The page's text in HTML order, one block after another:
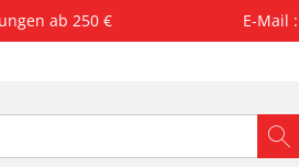
ab 250 € E-Mail